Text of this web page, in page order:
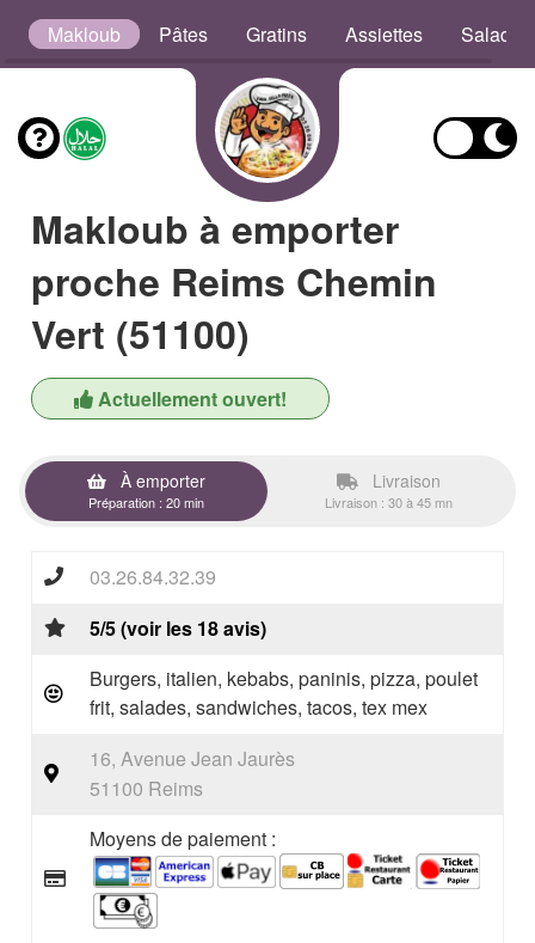
Makloub Pâtes Gratins Assiettes Salades
Makloub à emporter
proche Reims Chemin
Vert (51100)
Actuellement ouvert!
À emporter
Préparation : 20 min
Livraison
Livraison : 30 à 45 mn
03.26.84.32.39
5/5 (voir les 18 avis)
Burgers, italien, kebabs, paninis, pizza, poulet
frit, salades, sandwiches, tacos, tex mex
16, Avenue Jean Jaurès
51100 Reims
Moyens de paiement :